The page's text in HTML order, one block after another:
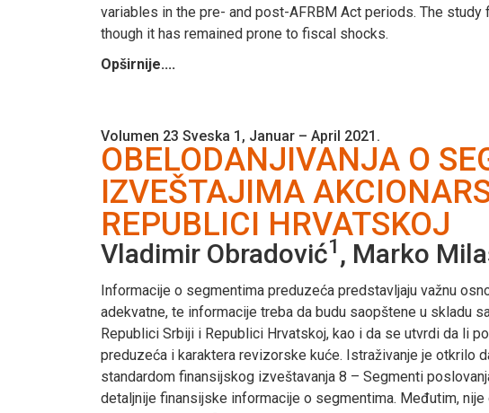
variables in the pre- and post-AFRBM Act periods. The
though it has remained prone to fiscal shocks.
Opširnije....
Volumen 23 Sveska 1, Januar – April 2021.
OBELODANJIVANJA O
IZVEŠTAJIMA
REPUBLICI HRVATSKOJ
Vladimir Obradović1 , Marko
Informacije o segmentima preduzeća predstavljaju važnu
adekvatne, te informacije treba da budu saopštene u skladu
Republici Srbiji i Republici Hrvatskoj, kao i da se utvrdi da li
preduzeća i karaktera revizorske kuće. Istraživanje je otkrilo
standardom finansijskog izveštavanja 8 – Segmenti
detaljnije finansijske informacije o segmentima. Međutim,